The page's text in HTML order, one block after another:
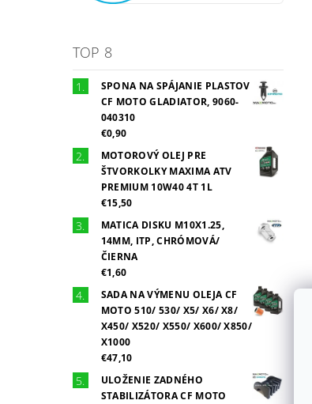
TOP 8
SPONA NA SPÁJANIE PLASTOV
CF MOTO GLADIATOR, 9060-
040310
€0,90
MOTOROVÝ OLEJ PRE
ŠTVORKOLKY MAXIMA ATV
PREMIUM 10W40 4T 1L
€15,50
MATICA DISKU M10X1.25,
14MM, ITP, CHRÓMOVÁ/
ČIERNA
€1,60
SADA NA VÝMENU OLEJA CF
MOTO 510/ 530/ X5/ X6/ X8/
X450/ X520/ X550/ X600/ X850/
X1000
€47,10
ULOŽENIE ZADNÉHO
STABILIZÁTORA CF MOTO